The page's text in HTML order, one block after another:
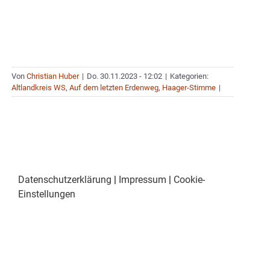
Von Christian Huber | Do. 30.11.2023 - 12:02 | Kategorien:
Altlandkreis WS, Auf dem letzten Erdenweg, Haager-Stimme |
Datenschutzerklärung | Impressum | Cookie-
Einstellungen